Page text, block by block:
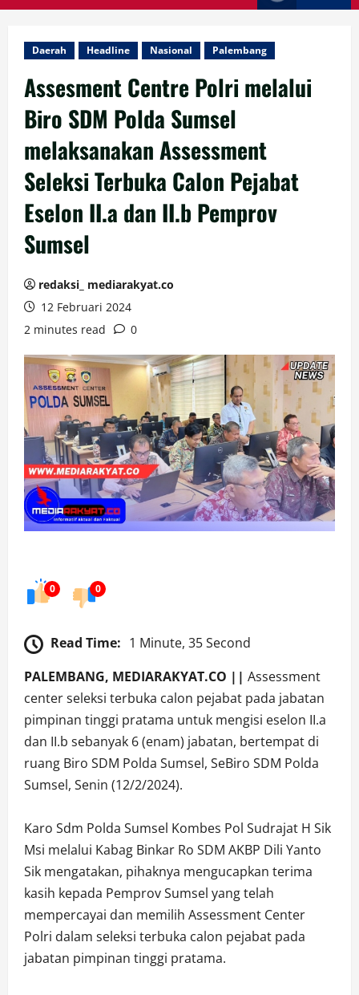
Daerah Headline Nasional Palembang
Assesment Centre Polri melalui
Biro SDM Polda Sumsel
melaksanakan Assessment
Seleksi Terbuka Calon Pejabat
Eselon II.a dan II.b Pemprov
Sumsel
redaksi_ mediarakyat.co
12 Februari 2024
2 minutes read
0
0 0
Read Time: 1 Minute, 35 Second
PALEMBANG, MEDIARAKYAT.CO || Assessment
center seleksi terbuka calon pejabat pada jabatan
pimpinan tinggi pratama untuk mengisi eselon II.a
dan II.b sebanyak 6 (enam) jabatan, bertempat di
ruang Biro SDM Polda Sumsel, SeBiro SDM Polda
Sumsel, Senin (12/2/2024).
Karo Sdm Polda Sumsel Kombes Pol Sudrajat H Sik
Msi melalui Kabag Binkar Ro SDM AKBP Dili Yanto
Sik mengatakan, pihaknya mengucapkan terima
kasih kepada Pemprov Sumsel yang telah
mempercayai dan memilih Assessment Center
Polri dalam seleksi terbuka calon pejabat pada
jabatan pimpinan tinggi pratama.